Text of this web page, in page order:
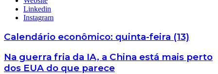
Linkedin
Instagram
Calendário econômico: quinta-feira (13)
Na guerra fria da IA, a China está mais perto
dos EUA do que parece